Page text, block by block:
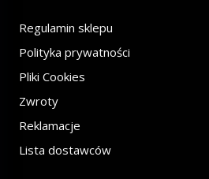
Regulamin sklepu
Polityka prywatności
Pliki Cookies
Zwroty
Reklamacje
Lista dostawców